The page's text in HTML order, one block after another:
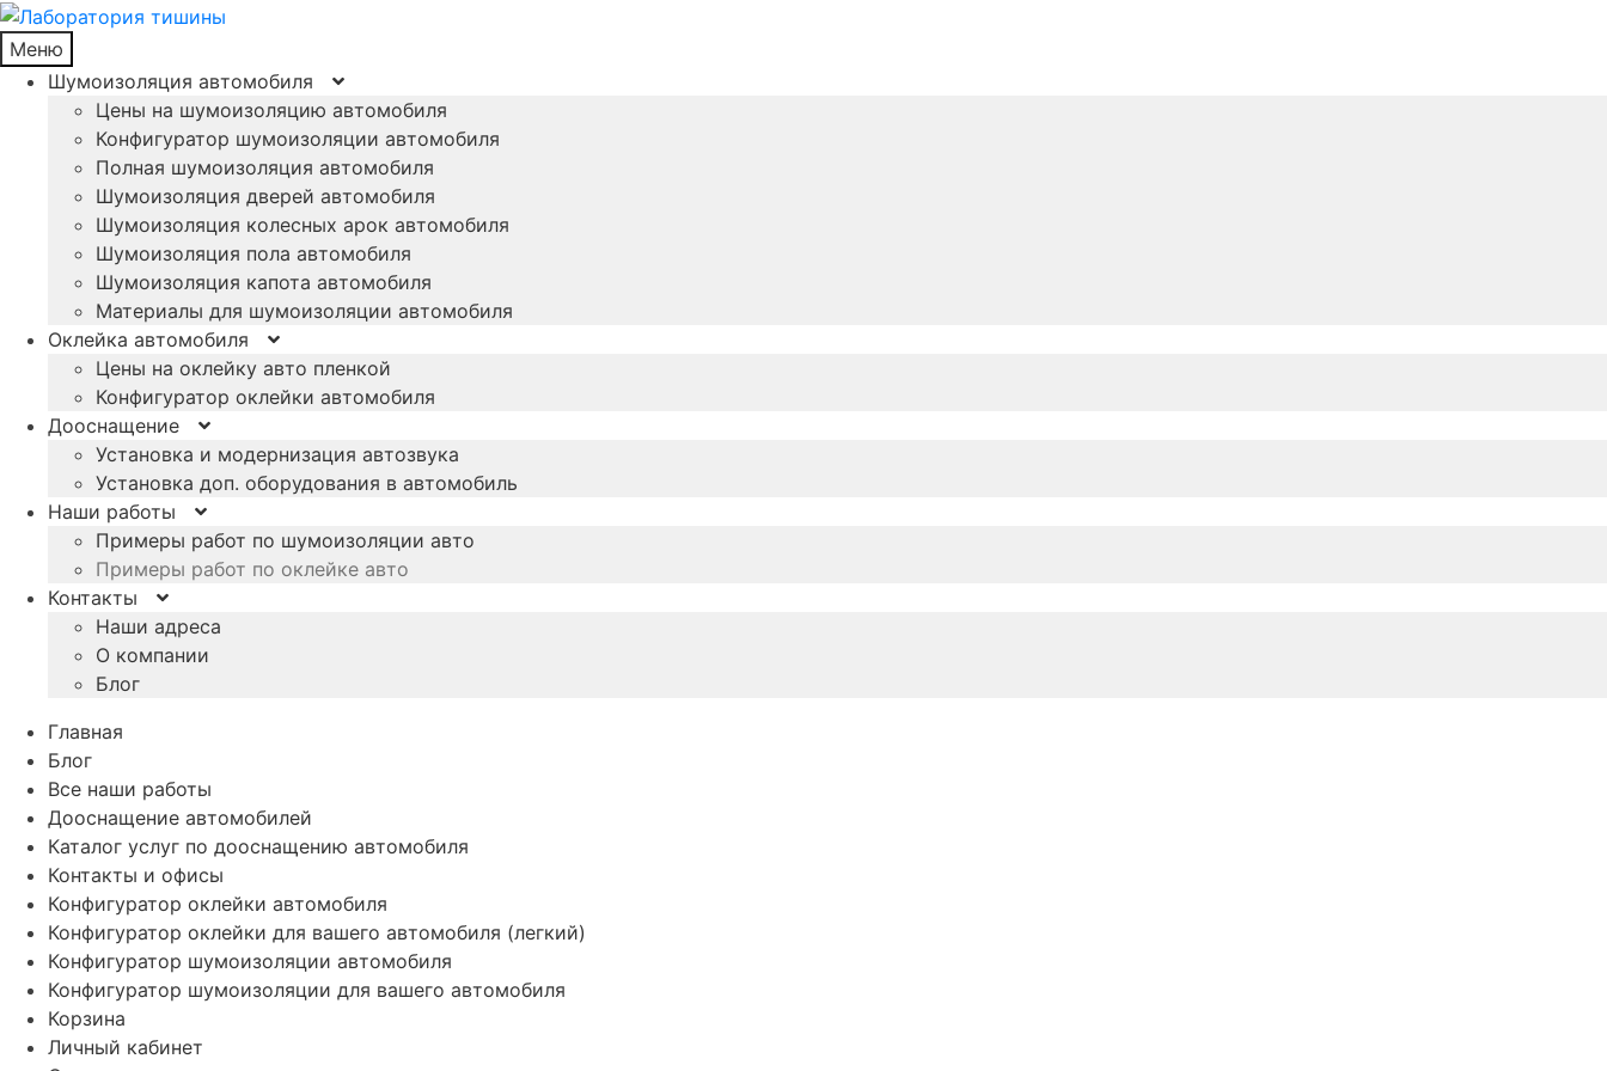
Меню
Шумоизоляция автомобиля
Цены на шумоизоляцию автомобиля
Конфигуратор шумоизоляции автомобиля
Полная шумоизоляция автомобиля
Шумоизоляция дверей автомобиля
Шумоизоляция колесных арок автомобиля
Шумоизоляция пола автомобиля
Шумоизоляция капота автомобиля
Материалы для шумоизоляции автомобиля
Оклейка автомобиля
Цены на оклейку авто пленкой
Конфигуратор оклейки автомобиля
Дооснащение
Установка и модернизация автозвука
Установка доп. оборудования в автомобиль
Наши работы
Примеры работ по шумоизоляции авто
Примеры работ по оклейке авто
Контакты
Наши адреса
О компании
Блог
Главная
Блог
Все наши работы
Дооснащение автомобилей
Каталог услуг по дооснащению автомобиля
Контакты и офисы
Конфигуратор оклейки автомобиля
Конфигуратор оклейки для вашего автомобиля (легкий)
Конфигуратор шумоизоляции автомобиля
Конфигуратор шумоизоляции для вашего автомобиля
Корзина
Личный кабинет